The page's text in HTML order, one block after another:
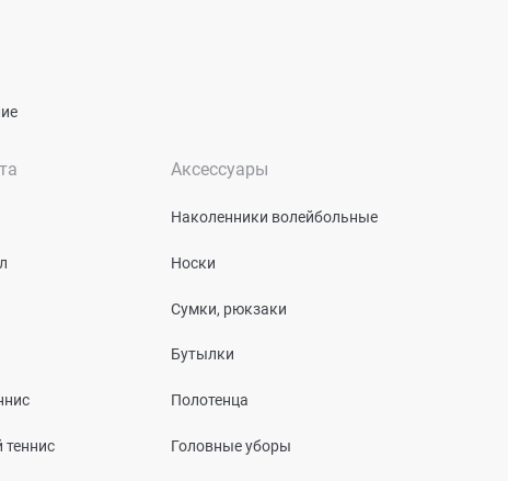
Аксессуары
Наколенники волейбольные
Носки
Сумки, рюкзаки
Бутылки
Полотенца
Головные уборы